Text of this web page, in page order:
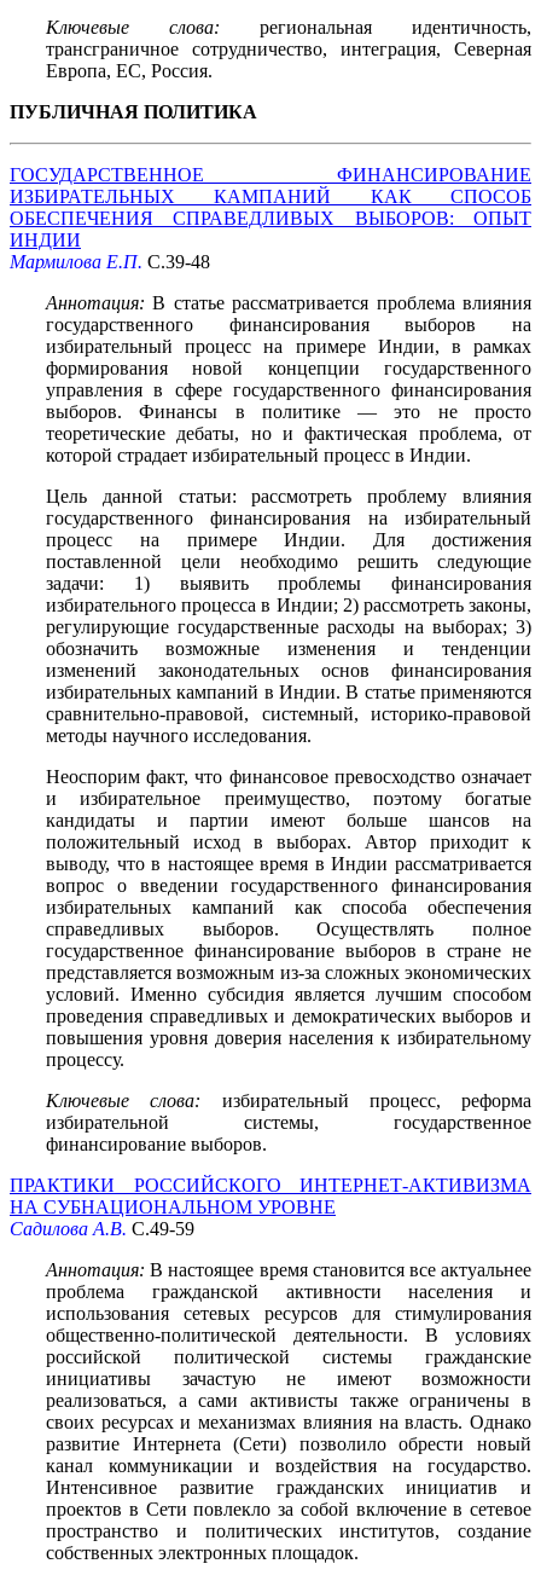
Ключевые слова: региональная идентичность,
трансграничное сотрудничество, интеграция, Северная
Европа, ЕС, Россия.
ПУБЛИЧНАЯ ПОЛИТИКА
ГОСУДАРСТВЕННОЕ ФИНАНСИРОВАНИЕ
ИЗБИРАТЕЛЬНЫХ КАМПАНИЙ КАК СПОСОБ
ОБЕСПЕЧЕНИЯ СПРАВЕДЛИВЫХ ВЫБОРОВ: ОПЫТ
ИНДИИ
Мармилова Е.П. С.39-48
Аннотация:В статье рассматривается проблема влияния
государственного финансирования выборов на
избирательный процесс на примере Индии, в рамках
формирования новой концепции государственного
управления в сфере государственного финансирования
выборов. Финансы в политике — это не просто
теоретические дебаты, но и фактическая проблема, от
которой страдает избирательный процесс в Индии.
Цель данной статьи: рассмотреть проблему влияния
государственного финансирования на избирательный
процесс на примере Индии. Для достижения
поставленной цели необходимо решить следующие
задачи: 1) выявить проблемы финансирования
избирательного процесса в Индии; 2) рассмотреть законы,
регулирующие государственные расходы на выборах; 3)
обозначить возможные изменения и тенденции
изменений законодательных основ финансирования
избирательных кампаний в Индии. В статье применяются
сравнительно-правовой, системный, историко-правовой
методы научного исследования.
Неоспорим факт, что финансовое превосходство означает
и избирательное преимущество, поэтому богатые
кандидаты и партии имеют больше шансов на
положительный исход в выборах. Автор приходит к
выводу, что в настоящее время в Индии рассматривается
вопрос о введении государственного финансирования
избирательных кампаний как способа обеспечения
справедливых выборов. Осуществлять полное
государственное финансирование выборов в стране не
представляется возможным из-за сложных экономических
условий. Именно субсидия является лучшим способом
проведения справедливых и демократических выборов и
повышения уровня доверия населения к избирательному
процессу.
Ключевые слова: избирательный процесс, реформа
избирательной системы, государственное
финансирование выборов.
ПРАКТИКИ РОССИЙСКОГО ИНТЕРНЕТ-АКТИВИЗМА
НА СУБНАЦИОНАЛЬНОМ УРОВНЕ
Садилова А.В. С.49-59
Аннотация: В настоящее время становится все актуальнее
проблема гражданской активности населения и
использования сетевых ресурсов для стимулирования
общественно-политической деятельности. В условиях
российской политической системы гражданские
инициативы зачастую не имеют возможности
реализоваться, а сами активисты также ограничены в
своих ресурсах и механизмах влияния на власть. Однако
развитие Интернета (Сети) позволило обрести новый
канал коммуникации и воздействия на государство.
Интенсивное развитие гражданских инициатив и
проектов в Сети повлекло за собой включение в сетевое
пространство и политических институтов, создание
собственных электронных площадок.